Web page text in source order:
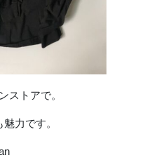
ストアで。
力です。